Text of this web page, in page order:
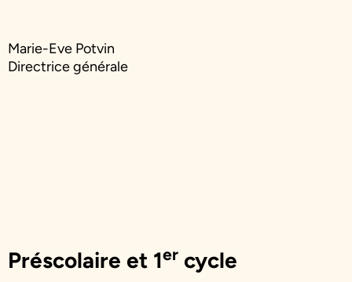
Marie-Eve Potvin
Directrice générale
Préscolaire et 1er cycle